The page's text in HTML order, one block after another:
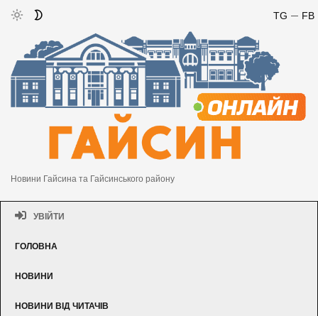
FB
TG
Новини Гайсина та Гайсинського району
УВІЙТИ
ГОЛОВНА
НОВИНИ
НОВИНИ ВІД ЧИТАЧІВ